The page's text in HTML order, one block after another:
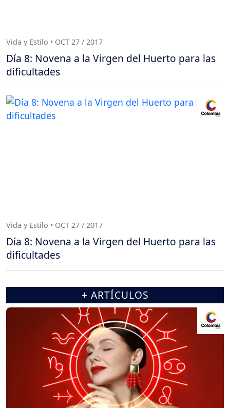
Vida y Estilo • OCT 27 / 2017
Día 8: Novena a la Virgen del Huerto para las
dificultades
Vida y Estilo • OCT 27 / 2017
Día 8: Novena a la Virgen del Huerto para las
dificultades
+ ARTÍCULOS